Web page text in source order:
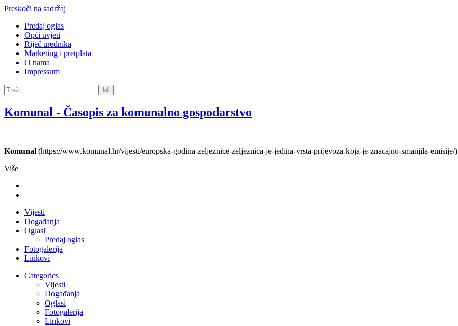
Preskoči na sadržaj
Predaj oglas
Opći uvjeti
Riječ urednika
Marketing i pretplata
O nama
Impressum
Idi
Komunal - Časopis za komunalno gospodarstvo
Komunal (https://www.komunal.hr/vijesti/europska-godina-zeljeznice-zeljeznica-je-jedina-vrsta-prijevoza-koja-je-znacajno-smanjila-emisije/)
Više
Vijesti
Događanja
Oglasi
Predaj oglas
Fotogalerija
Linkovi
Categories
Vijesti
Događanja
Oglasi
Fotogalerija
Linkovi